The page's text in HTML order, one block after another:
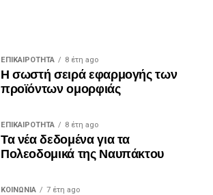
ΕΠΙΚΑΙΡΟΤΗΤΑ 8 έτη ago
Η σωστή σειρά εφαρμογής των
προϊόντων ομορφιάς
ΕΠΙΚΑΙΡΟΤΗΤΑ 8 έτη ago
Τα νέα δεδομένα για τα
Πολεοδομικά της Ναυπάκτου
ΚΟΙΝΩΝΙΑ 7 έτη ago